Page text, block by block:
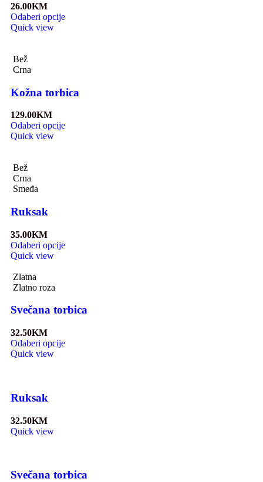
26.00KM
Odaberi opcije
Quick view
Bež
Crna
Kožna torbica
129.00KM
Odaberi opcije
Quick view
Bež
Crna
Smeđa
Ruksak
35.00KM
Odaberi opcije
Quick view
Zlatna
Zlatno roza
Svečana torbica
32.50KM
Odaberi opcije
Quick view
Ruksak
32.50KM
Quick view
Svečana torbica